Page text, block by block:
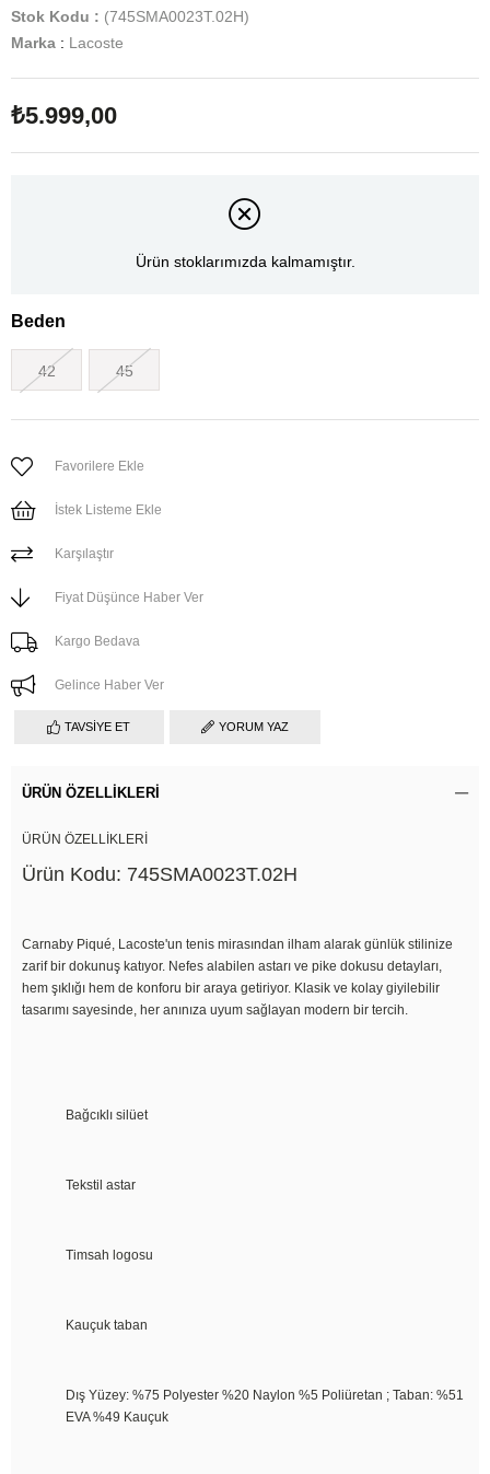
Stok Kodu
(745SMA0023T.02H)
Marka : Lacoste
₺5.999,00
Ürün stoklarımızda kalmamıştır.
Beden
42 45
Favorilere Ekle
İstek Listeme Ekle
Karşılaştır
Fiyat Düşünce Haber Ver
Kargo Bedava
Gelince Haber Ver
TAVSIYE ET YORUM YAZ
ÜRÜN ÖZELLIKLERI
ÜRÜN ÖZELLİKLERİ
Ürün Kodu: 745SMA0023T.02H
Carnaby Piqué, Lacoste'un tenis mirasından ilham alarak günlük stilinize
zarif bir dokunuş katıyor. Nefes alabilen astarı ve pike dokusu detayları,
hem şıklığı hem de konforu bir araya getiriyor. Klasik ve kolay giyilebilir
tasarımı sayesinde, her anınıza uyum sağlayan modern bir tercih.
Bağcıklı silüet
Tekstil astar
Timsah logosu
Kauçuk taban
Dış Yüzey: %75 Polyester %20 Naylon %5 Poliüretan ; Taban: %51
EVA %49 Kauçuk